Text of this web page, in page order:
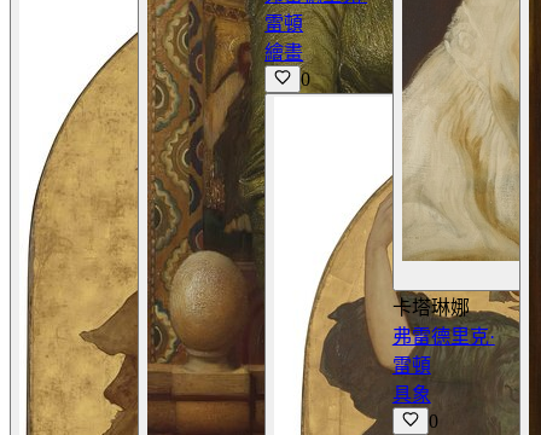
雷頓
繪畫
0
卡塔琳娜
弗雷德里克·
雷頓
具象
0